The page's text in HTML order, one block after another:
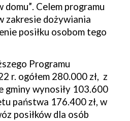
domu”. Celem programu
zakresie dożywiania
posiłku osobom tego
Programu
r. ogółem 280.000 zł, z
gminy wynosiły 103.600
państwa 176.400 zł, w
posiłków dla osób